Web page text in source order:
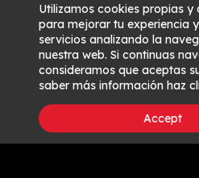
Utilizamos cookies propias y
para mejorar tu experiencia
servicios analizando la
nuestra web. Si continuas
consideramos que aceptas
saber más información haz
Accept